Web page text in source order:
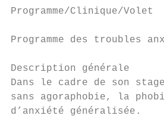
Programme/Clinique/Volet
Programme des troubles
Description générale
Dans le cadre de son
sans agoraphobie, la
d’anxiété généralisée.